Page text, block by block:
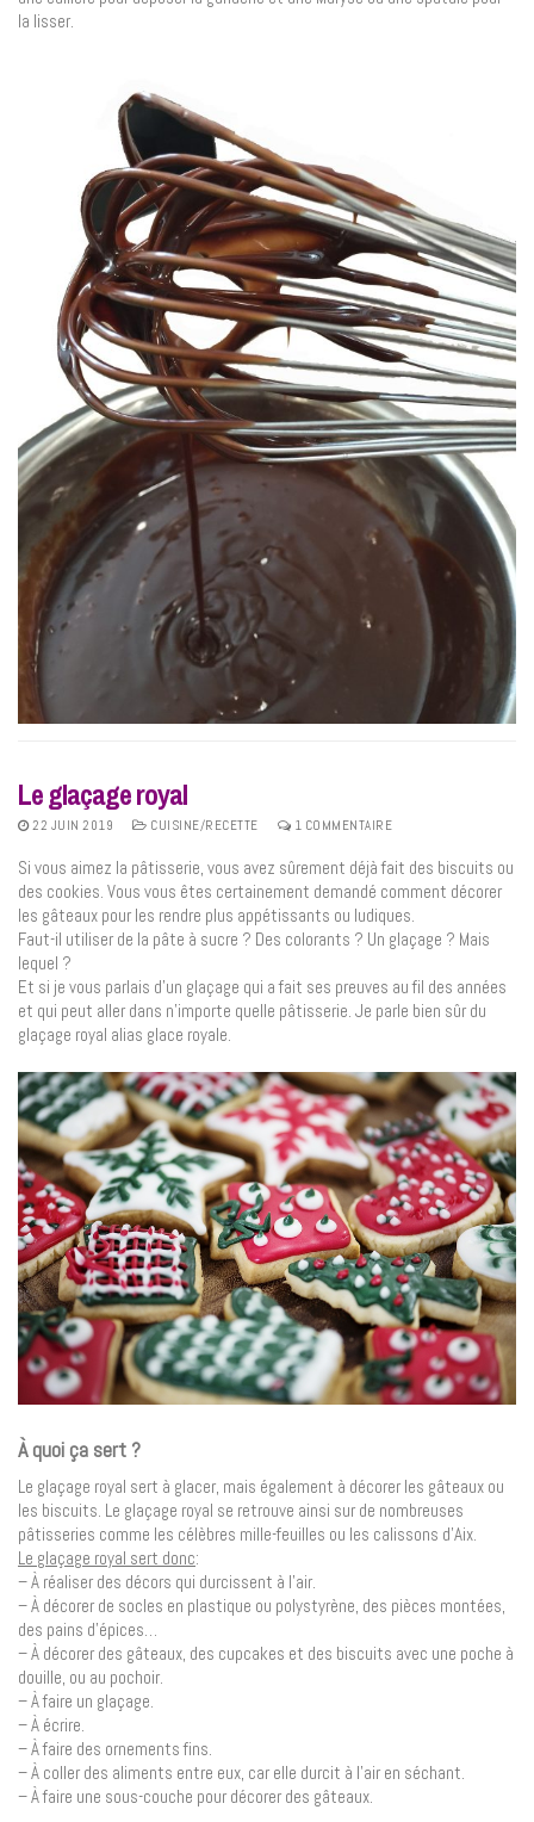
la lisser.
Le glaçage royal
22 JUIN 2019 CUISINE/RECETTE 1 COMMENTAIRE
Si vous aimez la pâtisserie, vous avez sûrement déjà fait des biscuits ou
des cookies. Vous vous êtes certainement demandé comment décorer
les gâteaux pour les rendre plus appétissants ou ludiques.
Faut-il utiliser de la pâte à sucre ? Des colorants ? Un glaçage ? Mais
lequel ?
Et si je vous parlais d’un glaçage qui a fait ses preuves au fil des années
et qui peut aller dans n’importe quelle pâtisserie. Je parle bien sûr du
glaçage royal alias glace royale.
À quoi ça sert ?
Le glaçage royal sert à glacer, mais également à décorer les gâteaux ou
les biscuits. Le glaçage royal se retrouve ainsi sur de nombreuses
pâtisseries comme les célèbres mille-feuilles ou les calissons d’Aix.
Le glaçage royal sert donc:
– À réaliser des décors qui durcissent à l’air.
– À décorer de socles en plastique ou polystyrène, des pièces montées,
des pains d’épices…
– À décorer des gâteaux, des cupcakes et des biscuits avec une poche à
douille, ou au pochoir.
– À faire un glaçage.
– À écrire.
– À faire des ornements fins.
– À coller des aliments entre eux, car elle durcit à l’air en séchant.
– À faire une sous-couche pour décorer des gâteaux.